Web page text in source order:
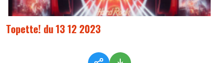
Topette! du 13 12 2023